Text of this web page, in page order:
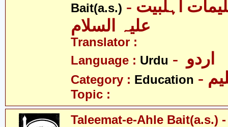
Bait(a.s.) - ادارہ فروغ تعلیمات اہلبیت
علیہ السلام
Translator :
Language : Urdu
Category : Education
Topic :
Taleemat-e-Ahle Bait(a.s.)